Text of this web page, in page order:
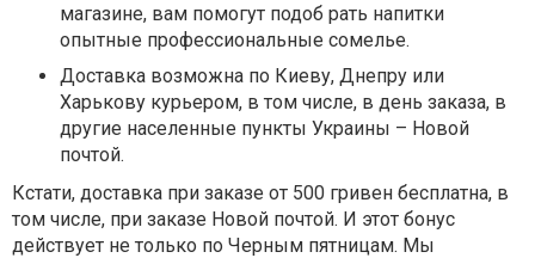
магазине, вам помогут подоб рать напитки
опытные профессиональные сомелье.
Доставка возможна по Киеву, Днепру или
Харькову курьером, в том числе, в день заказа, в
другие населенные пункты Украины – Новой
почтой.
Кстати, доставка при заказе от 500 гривен бесплатна, в
том числе, при заказе Новой почтой. И этот бонус
действует не только по Черным пятницам. Мы